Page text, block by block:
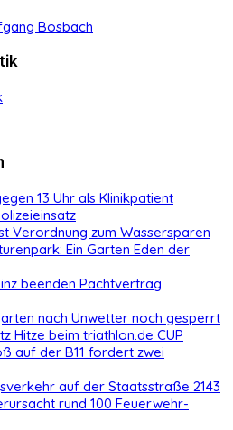
13 Uhr als Klinikpatient
Verordnung zum Wassersparen
Ein Garten Eden der
beenden Pachtvertrag
nach Unwetter noch gesperrt
Hitze beim triathlon.de CUP
auf der B11 fordert zwei
auf der Staatsstraße 2143
rund 100 Feuerwehr-